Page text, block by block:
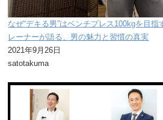
なぜ“デキる男”はベンチプレス100kgを目
レーナーが語る、男の魅力と習慣の真実
2021年9月26日
satotakuma